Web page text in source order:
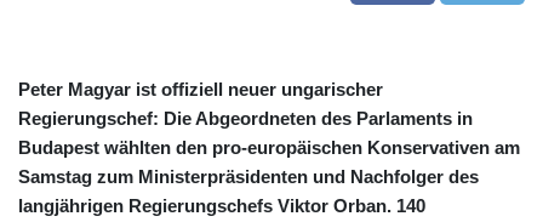
CUC 1.154361
CUP 30.590573
CVE 110.139177
CZK 24.180463
DJF 205.251075
Peter Magyar ist offiziell neuer ungarischer
Regierungschef: Die Abgeordneten des Parlaments in
Budapest wählten den pro-europäischen Konservativen am
Samstag zum Ministerpräsidenten und Nachfolger des
langjährigen Regierungschefs Viktor Orban. 140